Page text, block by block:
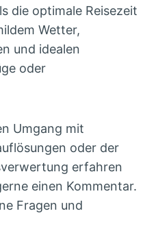
die optimale Reisezeit
Wetter,
und idealen
oder
Umgang mit
oder der
erfahren
einen Kommentar.
Fragen und